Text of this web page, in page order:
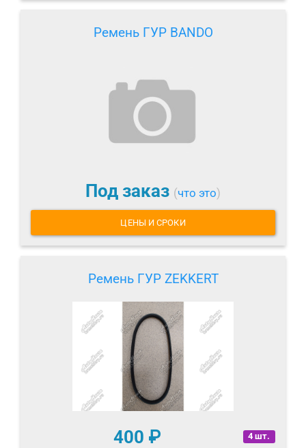
Ремень ГУР BANDO
Под заказ (что это)
ЦЕНЫ И СРОКИ
Ремень ГУР ZEKKERT
4 шт.
400 ₽